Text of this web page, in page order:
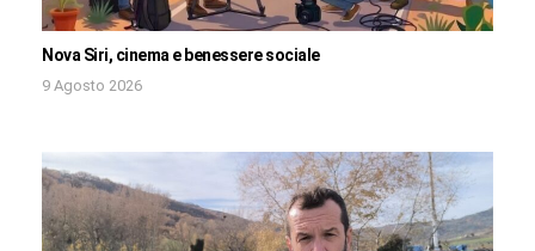
Nova Siri, cinema e benessere sociale
9 Agosto 2026